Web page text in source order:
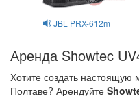
JBL PRX-612m
Аренда Showtec
Хотите создать
Полтаве? Арендуйте